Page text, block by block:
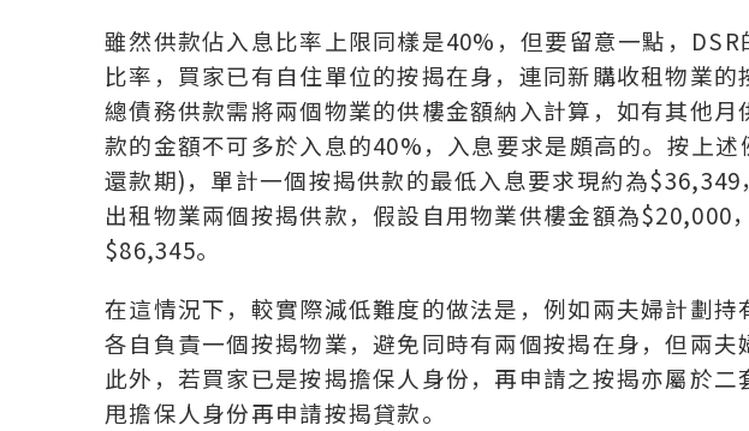
雖然供款佔入息比率上限同樣是40%，但要留意一點，
比率，買家已有自住單位的按揭在身，連同新購收租物業
總債務供款需將兩個物業的供樓金額納入計算，如有其他
款的金額不可多於入息的40%，入息要求是頗高的。按上
還款期)，單計一個按揭供款的最低入息要求現約為
出租物業兩個按揭供款，假設自用物業供樓金額為$20,000
$86,345。
在這情況下，較實際減低難度的做法是，例如兩夫婦計劃持
各自負責一個按揭物業，避免同時有兩個按揭在身，但兩夫
此外，若買家已是按揭擔保人身份，再申請之按揭亦屬於
甩擔保人身份再申請按揭貸款。